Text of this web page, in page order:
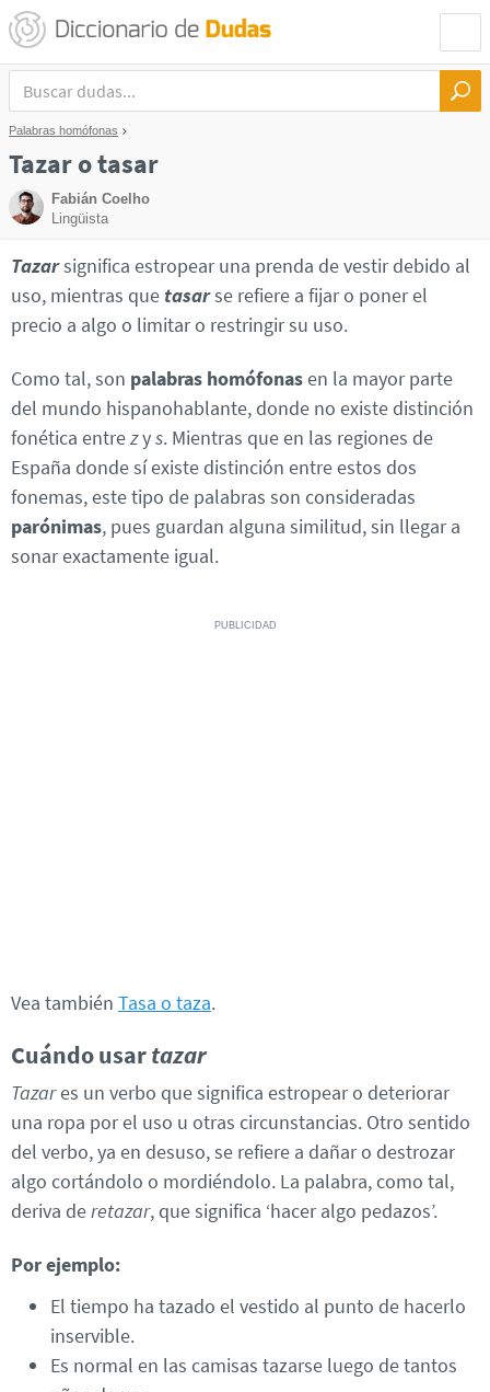
Palabras homófonas
Tazar o tasar
Fabián Coelho
Lingüista
Tazarsignifica estropear una prenda de vestir debido al
uso, mientras que tasarse refiere a fijar o poner el
precio a algo o limitar o restringir su uso.
Como tal, son palabras homófonasen la mayor parte
del mundo hispanohablante, donde no existe distinción
fonética entrezys. Mientras que en las regiones de
España donde sí existe distinción entre estos dos
fonemas, este tipo de palabras son consideradas
parónimas, pues guardan alguna similitud, sin llegar a
sonar exactamente igual.
Vea también Tasa o taza.
Cuándo usartazar
Tazares un verbo que significa estropear o deteriorar
una ropa por el uso u otras circunstancias. Otro sentido
del verbo, ya en desuso, se refiere a dañar o destrozar
algo cortándolo o mordiéndolo. La palabra, como tal,
deriva deretazar, que significa ‘hacer algo pedazos’.
Por ejemplo:
El tiempo ha tazado el vestido al punto de hacerlo
inservible.
Es normal en las camisas tazarse luego de tantos